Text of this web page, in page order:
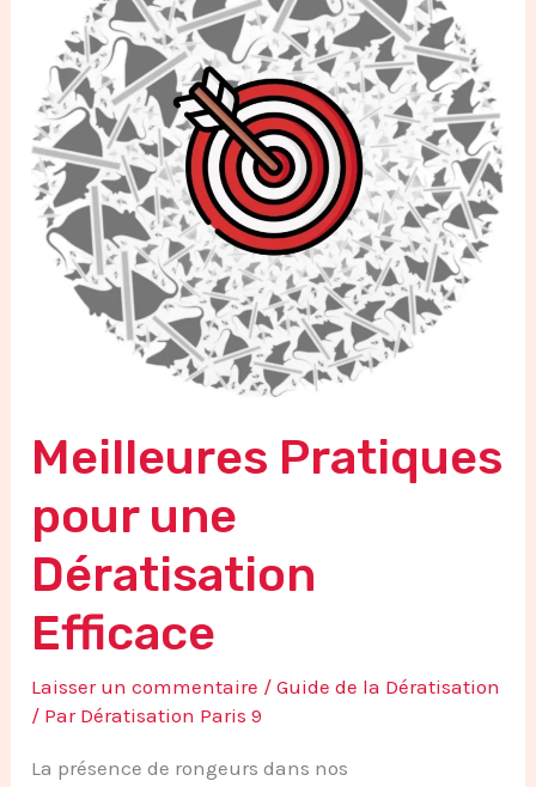
Meilleures Pratiques
pour une
Dératisation
Efficace
Laisser un commentaire /Guide de la Dératisation
/ Par Dératisation Paris 9
La présence de rongeurs dans nos
une
Dératisation
Efficace